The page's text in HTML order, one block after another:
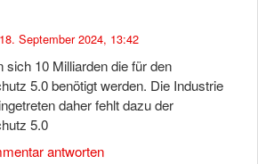
18. September 2024, 13:42
sich 10 Milliarden die für den
5.0 benötigt werden. Die Industrie
daher fehlt dazu der
5.0
antworten